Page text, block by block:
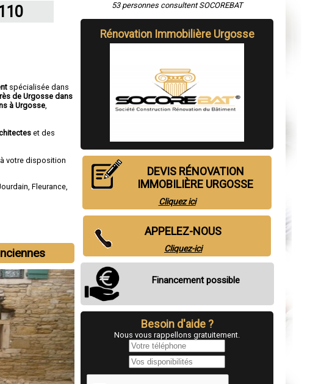
spécialisée dans
de Urgosse dans
à Urgosse
et des
votre disposition
,Fleurance
53 personnes consultent SOCOREBAT
Rénovation Immobilière Urgosse
DEVIS RÉNOVATION
IMMOBILIÈRE URGOSSE
Cliquez ici
APPELEZ-NOUS
Cliquez-ici
Financement possible
Besoin d'aide ?
Nous vous rappellons gratuitement.